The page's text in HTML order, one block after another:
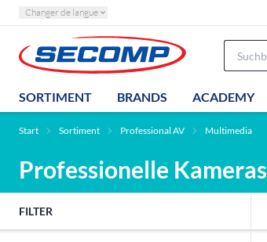
Changer de langue
SORTIMENT BRANDS ACADEMY
Start Sortiment Professional AV Multimedia
Professionelle Kameras
FILTER